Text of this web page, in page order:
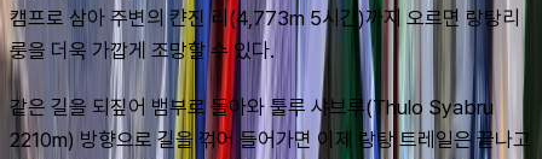
캠프로 삼아 주변의 캰진 리(4,773m 5시간)까지 오르면 랑탕리
룽을 더욱 가깝게 조망할 수 있다.
같은 길을 되짚어 뱀부로 돌아와 툴루 샤브루(Thulo Syabru
2210m) 방향으로 길을 꺾어 들어가면 이제 랑탕 트레일은 끝나고